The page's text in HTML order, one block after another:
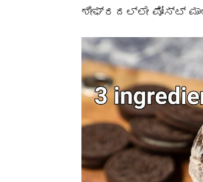
ಶೀಘ್ರದಲ್ಲೇ ಪೋಸ್ಟ್